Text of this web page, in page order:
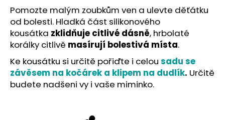
Pomozte malým zoubkům ven a ulevte děťátku
od bolesti. Hladká část silikonového
kousátka zklidňuje citlivé dásně, hrbolaté
korálky citlivě masírují bolestivá místa.
Ke kousátku si určitě pořiďte i celou sadu se
závěsem na kočárek a klipem na dudlík. Určitě
budete nadšeni vy i vaše miminko.
e
m
e